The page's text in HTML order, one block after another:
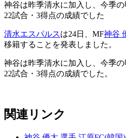
神谷は昨季清水に加入し、今季
22試合・3得点の成績でした
清水エスパルスは24日、MF神谷
移籍することを発表しました。
神谷は昨季清水に加入し、今季
22試合・3得点の成績でした。
関連リンク